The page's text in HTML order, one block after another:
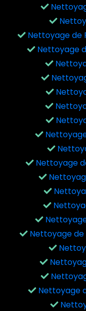
Nettoyage de
Nettoyage
Nettoyage
Nettoyage
Nettoyage